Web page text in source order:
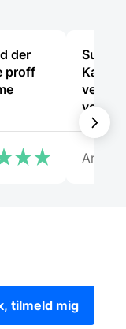
der
proff
Super
Kanon
ved
tilmeld mig